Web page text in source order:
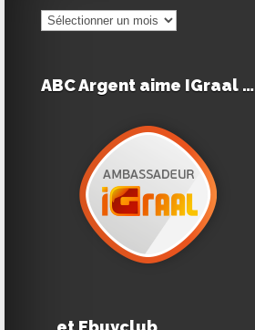
Tous
les
ABC Argent aime IGraal …